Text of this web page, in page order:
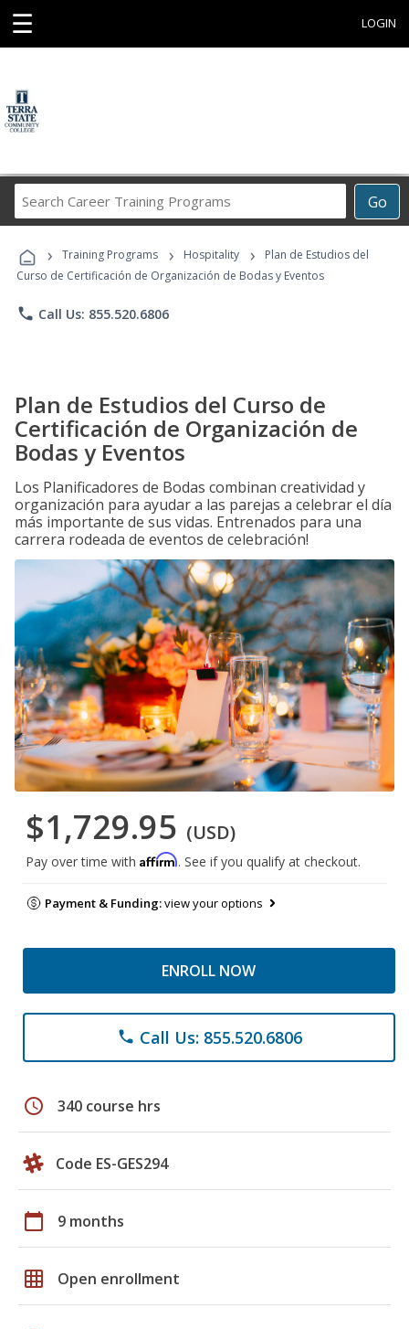
☰ LOGIN
Go
Career
Programs
› Training Programs › Hospitality ›
Plan de Estudios del
Curso de Certificación de Organización de Bodas y Eventos
phone Call Us: 855.520.6806
Plan de Estudios del Curso de
Certificación de Organización de
Bodas y Eventos
Los Planificadores de Bodas combinan creatividad y
organización para ayudar a las parejas a celebrar el día
más importante de sus vidas. Entrenados para una
carrera rodeada de eventos de celebración!
$1,729.95 (USD)
Pay over time with Affirm. See if you qualify at checkout.
Payment & Funding:view your options
ENROLL NOW
phone Call Us: 855.520.6806
schedule 340 course hrs
Code ES-GES294
calendar_today 9 months
grid_on Open enrollment